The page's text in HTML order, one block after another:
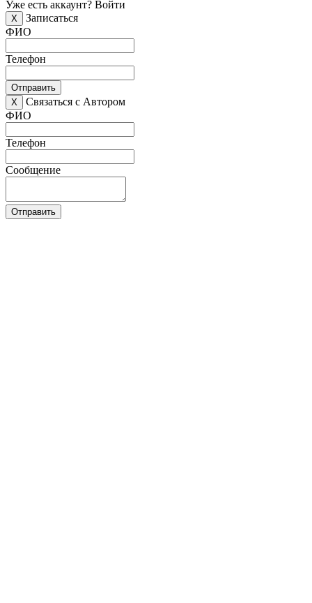
Уже есть аккаунт? Войти
X
Записаться
ФИО
Телефон
Отправить
X
Связаться с Автором
ФИО
Телефон
Сообщение
Отправить